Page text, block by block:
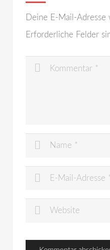
Deine E-Mail-
Erforderliche Felder